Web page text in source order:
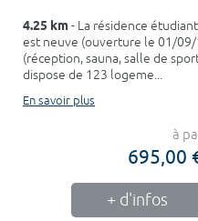
4.25 km- La résidence
est neuve (ouverture le 01/09/
(réception, sauna, salle de
dispose de 123 logeme...
En savoir plus
à
695,00
+ d'infos